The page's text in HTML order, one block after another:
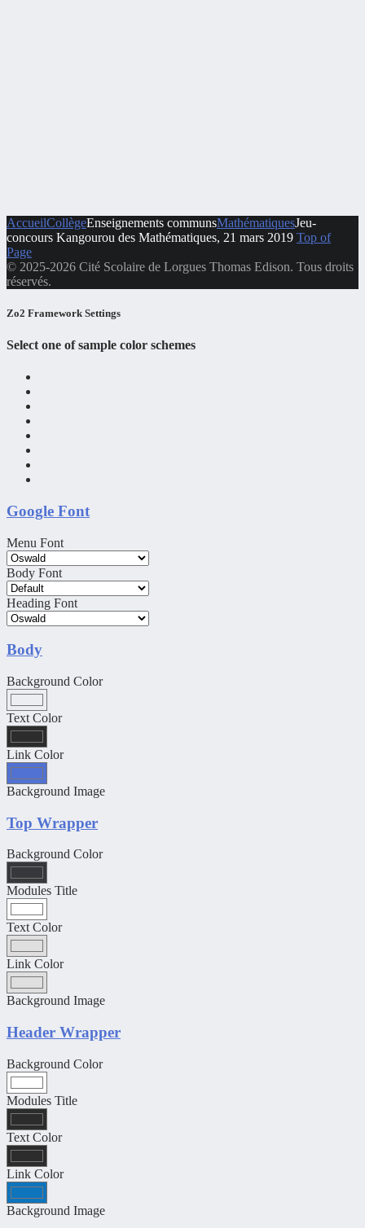
AccueilCollègeEnseignements communsMathématiquesJeu-
concours Kangourou des Mathématiques, 21 mars 2019 Top of
Page
© 2025-2026 Cité Scolaire de Lorgues Thomas Edison. Tous droits
réservés.
Zo2 Framework Settings
Select one of sample color schemes
Google Font
Menu Font
Body Font
Heading Font
Body
Background Color
Text Color
Link Color
Background Image
Top Wrapper
Background Color
Modules Title
Text Color
Link Color
Background Image
Header Wrapper
Background Color
Modules Title
Text Color
Link Color
Background Image